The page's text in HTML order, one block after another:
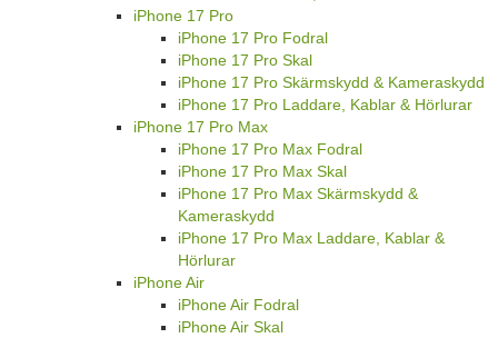
iPhone 17 Pro
iPhone 17 Pro Fodral
iPhone 17 Pro Skal
iPhone 17 Pro Skärmskydd & Kameraskydd
iPhone 17 Pro Laddare, Kablar & Hörlurar
iPhone 17 Pro Max
iPhone 17 Pro Max Fodral
iPhone 17 Pro Max Skal
iPhone 17 Pro Max Skärmskydd &
Kameraskydd
iPhone 17 Pro Max Laddare, Kablar &
Hörlurar
iPhone Air
iPhone Air Fodral
iPhone Air Skal